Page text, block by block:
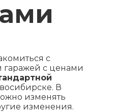
с
с ценами
В
изменять
изменения.